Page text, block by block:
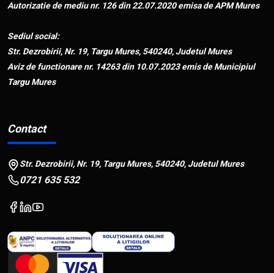
Autorizatie de mediu nr. 126 din 22.07.2020 emisa de APM Mures
Sediul social:
Str. Dezrobirii, Nr. 19, Targu Mures, 540240, Judetul Mures
Aviz de functionare nr. 14263 din 10.07.2023 emis de Municipiul
Targu Mures
Contact
Str. Dezrobirii, Nr. 19, Targu Mures, 540240, Judetul Mures
0721 635 532